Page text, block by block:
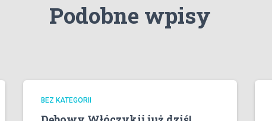
Podobne wpisy
BEZ KATEGORII